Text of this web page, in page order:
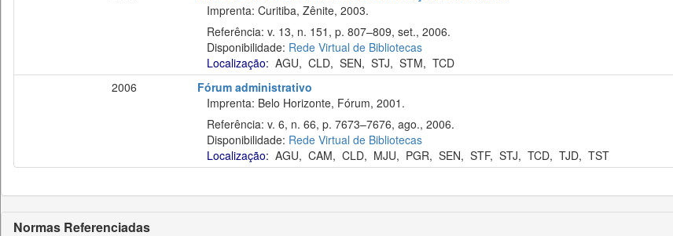
Imprenta: Curitiba, Zênite, 2003.
Referência: v. 13, n. 151, p. 807–809, set., 2006.
Disponibilidade: Rede Virtual de Bibliotecas
Localização: AGU, CLD, SEN, STJ, STM, TCD
2006
Fórum administrativo
Imprenta: Belo Horizonte, Fórum, 2001.
Referência: v. 6, n. 66, p. 7673–7676, ago., 2006.
Disponibilidade: Rede Virtual de Bibliotecas
Localização: AGU, CAM, CLD, MJU, PGR, SEN, STF, STJ, TCD, TJD, TST
Normas Referenciadas